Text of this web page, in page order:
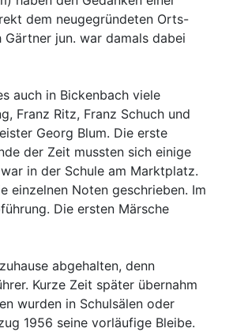
dem neugegründeten Orts-
jun. war damals dabei
auch in Bickenbach viele
Franz Ritz, Franz Schuch und
Georg Blum. Die erste
der Zeit mussten sich einige
in der Schule am Marktplatz.
einzelnen Noten geschrieben. Im
Die ersten Märsche
abgehalten, denn
Kurze Zeit später übernahm
wurden in Schulsälen oder
1956 seine vorläufige Bleibe.